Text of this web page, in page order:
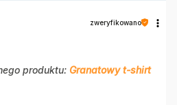
odpowiednią obsługę tak
raz jeszcze!
zweryfikowano
produktu: Granatowy t-shirt